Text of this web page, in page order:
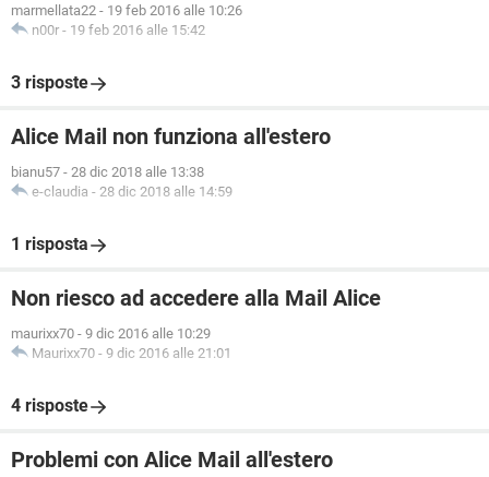
marmellata22 - 19 feb 2016 alle 10:26
n00r - 19 feb 2016 alle 15:42
3 risposte
Alice Mail non funziona all'estero
bianu57 - 28 dic 2018 alle 13:38
e-claudia - 28 dic 2018 alle 14:59
1 risposta
Non riesco ad accedere alla Mail Alice
maurixx70 - 9 dic 2016 alle 10:29
Maurixx70 - 9 dic 2016 alle 21:01
4 risposte
Problemi con Alice Mail all'estero